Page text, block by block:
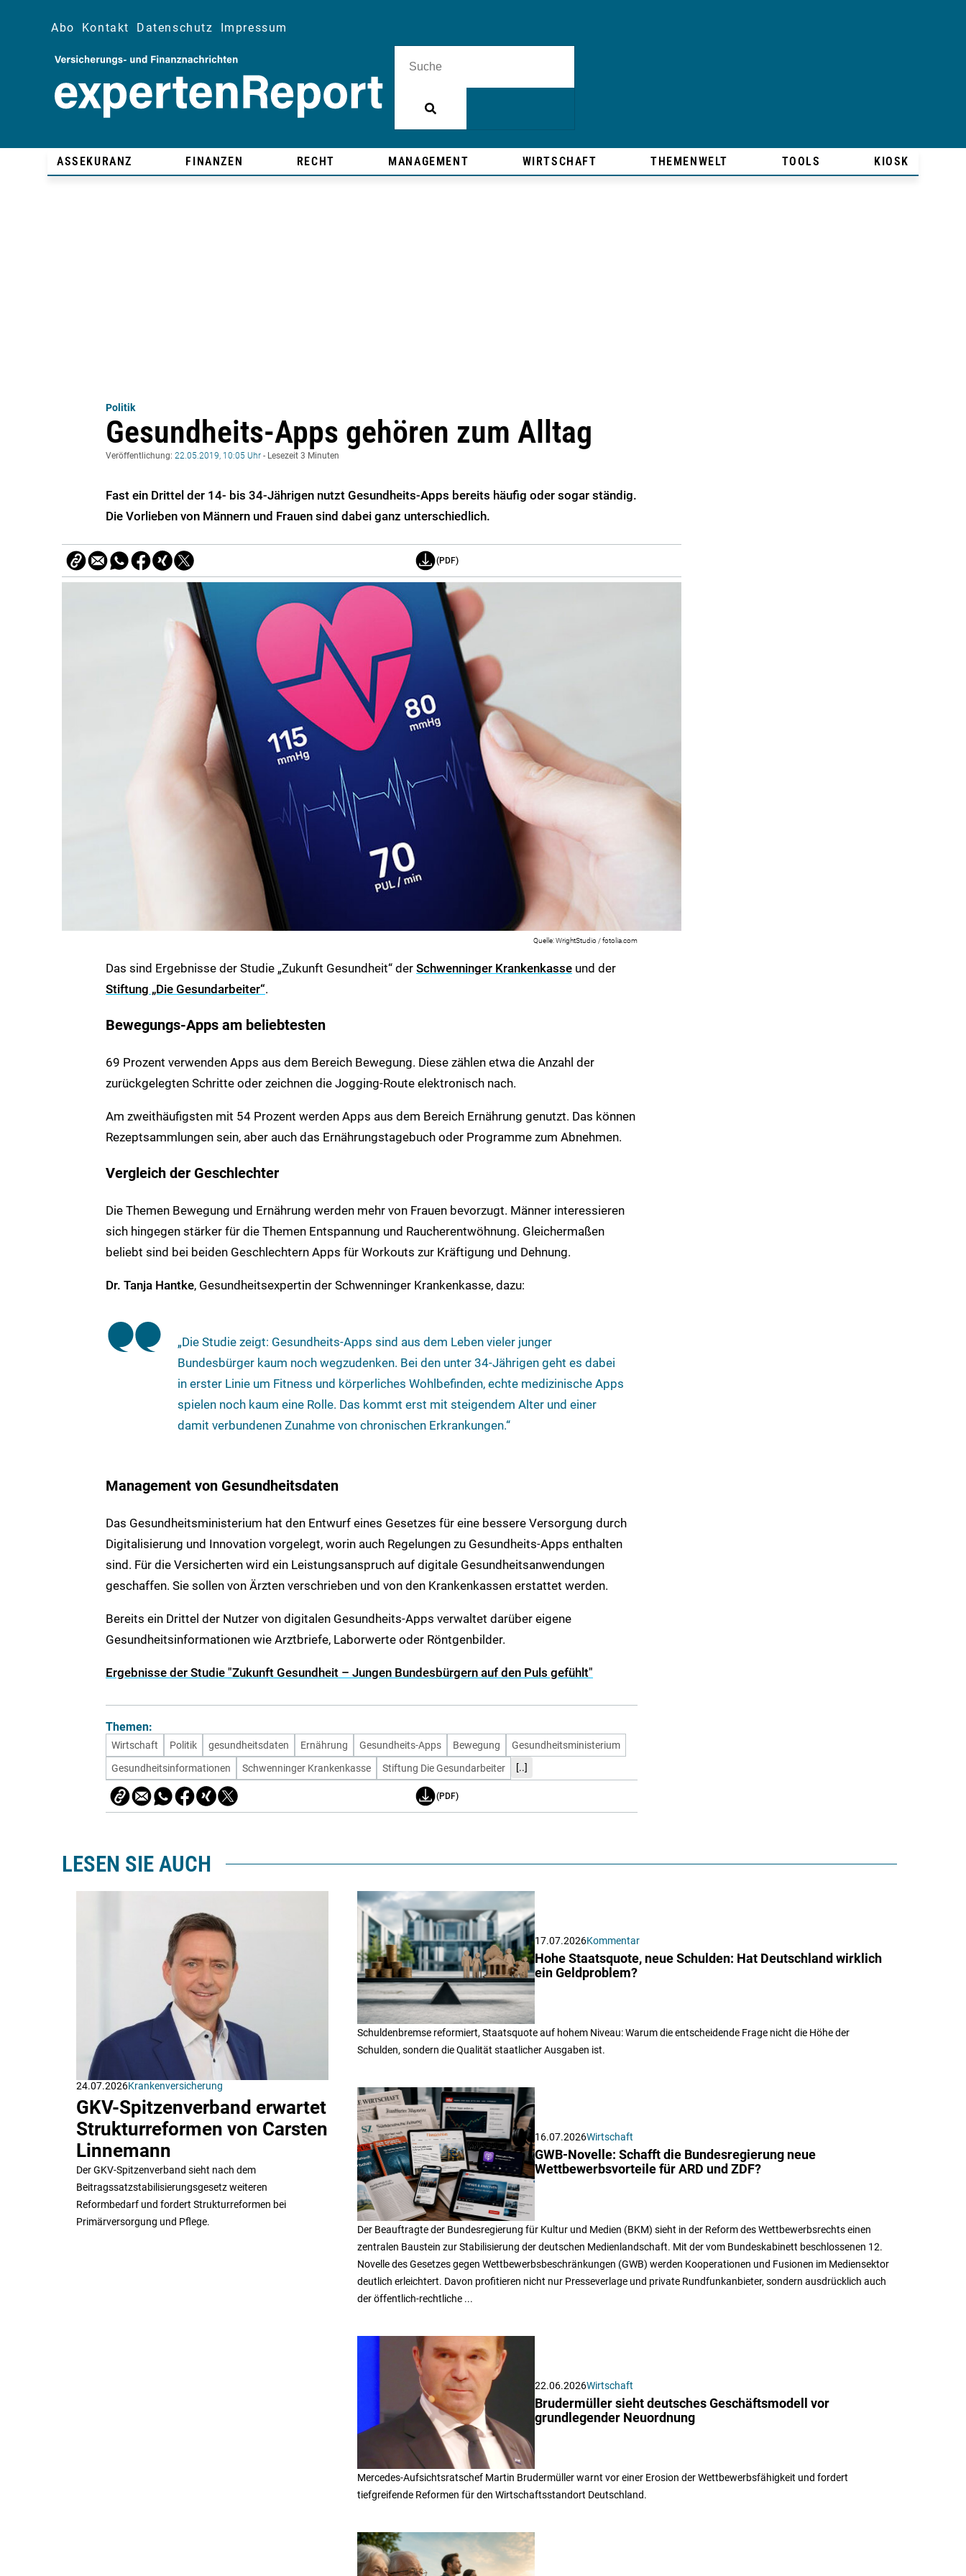
Abo Kontakt Datenschutz Impressum
ASSEKURANZ FINANZEN RECHT MANAGEMENT WIRTSCHAFT THEMENWELT TOOLS KIOSK
Politik
Gesundheits-Apps gehören zum Alltag
Veröffentlichung: 22.05.2019, 10:05 Uhr - Lesezeit 3 Minuten
Fast ein Drittel der 14- bis 34-Jährigen nutzt Gesundheits-Apps bereits häufig oder sogar ständig.
Die Vorlieben von Männern und Frauen sind dabei ganz unterschiedlich.
(PDF)
WrightStudio / fotolia.com
Das sind Ergebnisse der Studie „Zukunft Gesundheit“ der Schwenninger Krankenkasse und der
Stiftung „Die Gesundarbeiter“.
Bewegungs-Apps am beliebtesten
69 Prozent verwenden Apps aus dem Bereich Bewegung. Diese zählen etwa die Anzahl der
zurückgelegten Schritte oder zeichnen die Jogging-Route elektronisch nach.
Am zweithäufigsten mit 54 Prozent werden Apps aus dem Bereich Ernährung genutzt. Das können
Rezeptsammlungen sein, aber auch das Ernährungstagebuch oder Programme zum Abnehmen.
Vergleich der Geschlechter
Die Themen Bewegung und Ernährung werden mehr von Frauen bevorzugt. Männer interessieren
sich hingegen stärker für die Themen Entspannung und Raucherentwöhnung. Gleichermaßen
beliebt sind bei beiden Geschlechtern Apps für Workouts zur Kräftigung und Dehnung.
Dr. Tanja Hantke, Gesundheitsexpertin der Schwenninger Krankenkasse, dazu:
„Die Studie zeigt: Gesundheits-Apps sind aus dem Leben vieler junger
Bundesbürger kaum noch wegzudenken. Bei den unter 34-Jährigen geht es dabei
in erster Linie um Fitness und körperliches Wohlbefinden, echte medizinische Apps
spielen noch kaum eine Rolle. Das kommt erst mit steigendem Alter und einer
damit verbundenen Zunahme von chronischen Erkrankungen.“
Management von Gesundheitsdaten
Das Gesundheitsministerium hat den Entwurf eines Gesetzes für eine bessere Versorgung durch
Digitalisierung und Innovation vorgelegt, worin auch Regelungen zu Gesundheits-Apps enthalten
sind. Für die Versicherten wird ein Leistungsanspruch auf digitale Gesundheitsanwendungen
geschaffen. Sie sollen von Ärzten verschrieben und von den Krankenkassen erstattet werden.
Bereits ein Drittel der Nutzer von digitalen Gesundheits-Apps verwaltet darüber eigene
Gesundheitsinformationen wie Arztbriefe, Laborwerte oder Röntgenbilder.
Ergebnisse der Studie "Zukunft Gesundheit – Jungen Bundesbürgern auf den Puls gefühlt"
Themen:
Wirtschaft Politik gesundheitsdaten Ernährung Gesundheits-Apps Bewegung
Gesundheitsministerium
Gesundheitsinformationen
Schwenninger Krankenkasse Stiftung Die Gesundarbeiter [..]
(PDF)
LESEN SIE AUCH
24.07.2026Krankenversicherung
GKV-Spitzenverband erwartet
Strukturreformen von Carsten
Linnemann
Der GKV-Spitzenverband sieht nach dem
Beitragssatzstabilisierungsgesetz weiteren
Reformbedarf und fordert Strukturreformen bei
Primärversorgung und Pflege.
17.07.2026Kommentar
Hohe Staatsquote, neue Schulden: Hat Deutschland wirklich
ein Geldproblem?
Schuldenbremse reformiert, Staatsquote auf hohem Niveau: Warum die entscheidende Frage nicht die Höhe der
Schulden, sondern die Qualität staatlicher Ausgaben ist.
16.07.2026Wirtschaft
GWB-Novelle: Schafft die Bundesregierung neue
Wettbewerbsvorteile für ARD und ZDF?
Der Beauftragte der Bundesregierung für Kultur und Medien (BKM) sieht in der Reform des Wettbewerbsrechts einen
zentralen Baustein zur Stabilisierung der deutschen Medienlandschaft. Mit der vom Bundeskabinett beschlossenen 12.
Novelle des Gesetzes gegen Wettbewerbsbeschränkungen (GWB) werden Kooperationen und Fusionen im Mediensektor
deutlich erleichtert. Davon profitieren nicht nur Presseverlage und private Rundfunkanbieter, sondern ausdrücklich auch
der öffentlich-rechtliche ...
22.06.2026Wirtschaft
Brudermüller sieht deutsches Geschäftsmodell vor
grundlegender Neuordnung
Mercedes-Aufsichtsratschef Martin Brudermüller warnt vor einer Erosion der Wettbewerbsfähigkeit und fordert
tiefgreifende Reformen für den Wirtschaftsstandort Deutschland.